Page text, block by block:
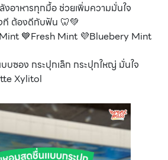
อาหารทุกมื้อ ช่วยเพิ่มความมั่นใจ
ต้องดีกับฟัน 🦷💚
💙Fresh Mint 💜Bluebery Mint
บซอง กระปุกเล็ก กระปุกใหญ่ มั่นใจ
Xylitol